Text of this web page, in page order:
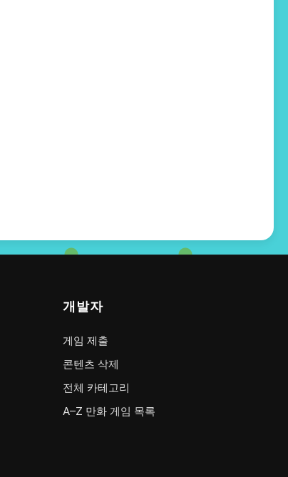
개발자
게임 제출
콘텐츠 삭제
전체 카테고리
A–Z 만화 게임 목록